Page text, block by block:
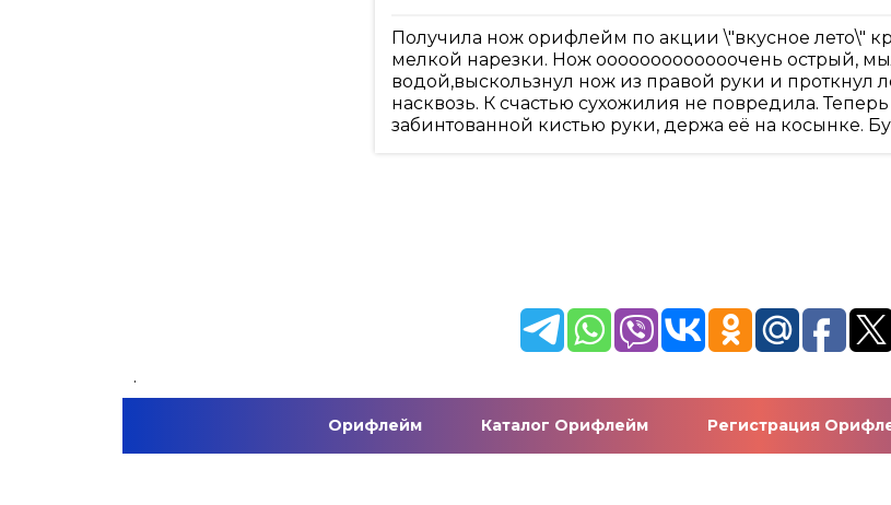
Получила нож орифлейм по акции \"вкусное лето\"
мелкой нарезки. Нож ооооооооооооочень острый,
водой,выскользнул нож из правой руки и проткнул
насквозь. К счастью сухожилия не повредила.
забинтованной кистью руки, держа её на косынке.
.
Орифлейм Каталог Орифлейм Регистрация